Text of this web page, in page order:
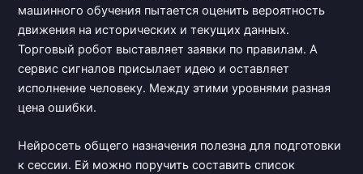
машинного обучения пытается оценить вероятность
движения на исторических и текущих данных.
Торговый робот выставляет заявки по правилам. А
сервис сигналов присылает идею и оставляет
исполнение человеку. Между этими уровнями разная
цена ошибки.
Нейросеть общего назначения полезна для подготовки
к сессии. Ей можно поручить составить список